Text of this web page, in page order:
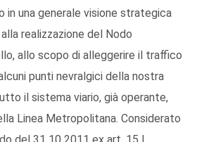
in una generale visione strategica
realizzazione del Nodo
allo scopo di alleggerire il traffico
punti nevralgici della nostra
il sistema viario, già operante,
Linea Metropolitana. Considerato